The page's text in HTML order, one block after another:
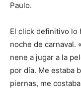
Paulo.
El click definitivo lo
noche de carnaval.
nene a jugar a la
por día. Me estaba
piernas, me